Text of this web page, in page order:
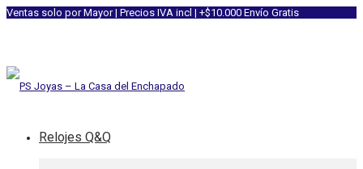
Ventas solo por Mayor | Precios IVA incl | +$10.000 Envío Gratis
Relojes Q&Q